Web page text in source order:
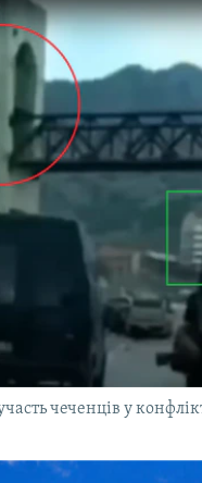
чеченців у